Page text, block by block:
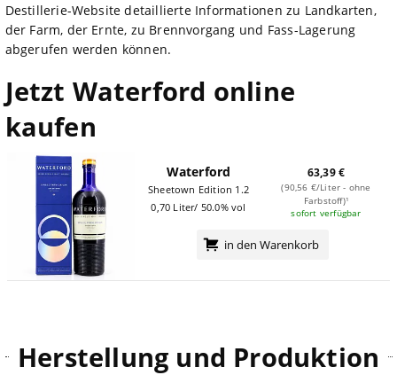
Destillerie-Website detaillierte Informationen zu Landkarten,
der Farm, der Ernte, zu Brennvorgang und Fass-Lagerung
abgerufen werden können.
Jetzt Waterford online
kaufen
Waterford
Sheetown Edition 1.2
0,70 Liter/ 50.0% vol
63,39 €
(90,56 €/Liter - ohne
Farbstoff)¹
sofort verfügbar
in den Warenkorb
Herstellung und Produktion